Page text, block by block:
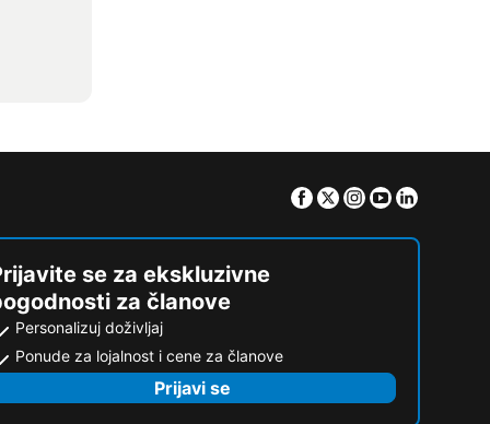
Facebook
TwitterInstagram
Youtube
se za ekskluzivne
za članove
Personalizuj doživljaj
Ponude za lojalnost i cene za članove
Prijavi se